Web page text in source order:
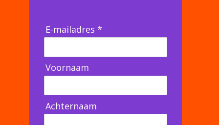
E-mailadres *
Voornaam
Achternaam